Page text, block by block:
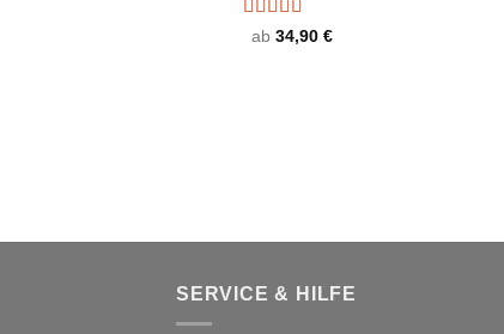
Bewertet
ab 34,90 €
SERVICE & HILFE